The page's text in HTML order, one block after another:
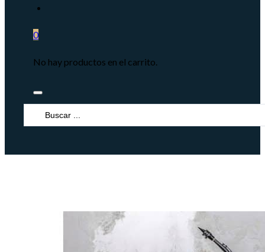
0
No hay productos en el carrito.
Search
...